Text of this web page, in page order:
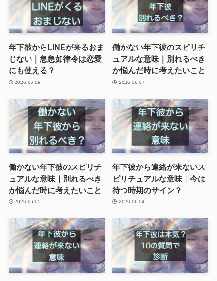
年下彼からLINEが来るおま
じない｜急急如律令は恋愛
にも使える？
2026-06-08
働かない年下彼のスピリチ
ュアルな意味｜別れるべき
か悩んだ時に考えたいこと
2026-06-07
働かない年下彼のスピリチ
ュアルな意味｜別れるべき
か悩んだ時に考えたいこと
2026-06-05
年下彼から連絡が来ないス
ピリチュアルな意味｜今は
待つ時期のサイン？
2026-06-04